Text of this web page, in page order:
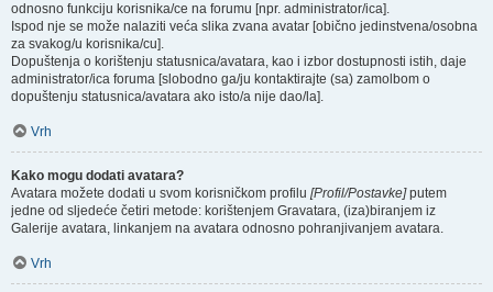
odnosno funkciju korisnika/ce na forumu [npr. administrator/ica].
Ispod nje se može nalaziti veća slika zvana avatar [obično jedinstvena/osobna
za svakog/u korisnika/cu].
Dopuštenja o korištenju statusnica/avatara, kao i izbor dostupnosti istih, daje
administrator/ica foruma [slobodno ga/ju kontaktirajte (sa) zamolbom o
dopuštenju statusnica/avatara ako isto/a nije dao/la].
Vrh
Kako mogu dodati avatara?
Avatara možete dodati u svom korisničkom profilu [Profil/Postavke]putem
jedne od sljedeće četiri metode: korištenjem Gravatara, (iza)biranjem iz
Galerije avatara, linkanjem na avatara odnosno pohranjivanjem avatara.
Vrh